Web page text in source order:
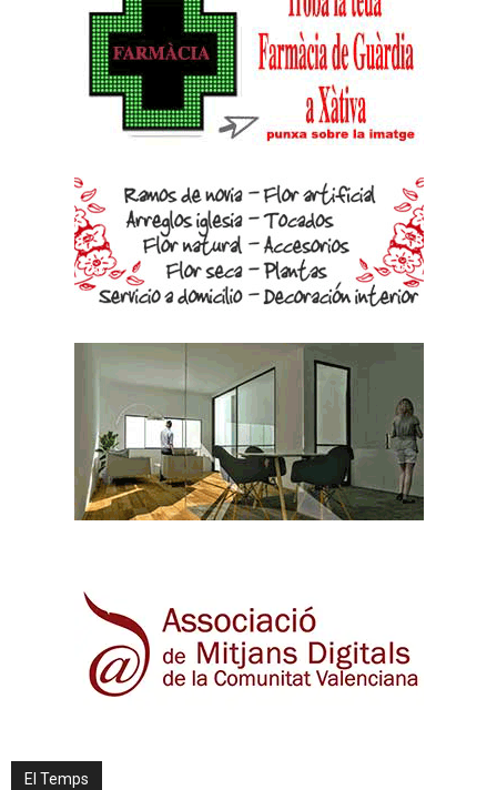
El Temps